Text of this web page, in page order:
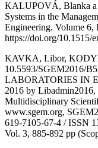
KALUPOVÁ, Blanka a
Systems in the
Engineering. Volume
https://doi.org/10.1515/
KAVKA, Libor,
10.5593/SGEM2016/
LABORATORIES IN
2016 by Libadmin2016,
Multidisciplinary
www.sgem.org,
619-7105-67-4 / ISSN
Vol. 3, 885-892 pp